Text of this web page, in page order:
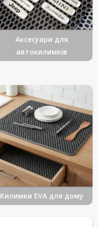
Аксесуари для
автокилимків
Килимки EVA для дому